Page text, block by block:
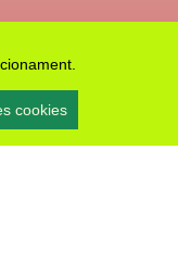
cookies